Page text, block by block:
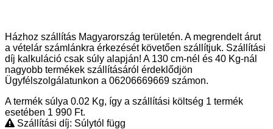
Házhoz szállítás Magyarország területén. A megrendelt árut
a vételár számlánkra érkezését követően szállítjuk. Szállítási
díj kalkuláció csak súly alapján! A 130 cm-nél és 40 Kg-nál
nagyobb termékek szállításáról érdeklődjön
Ügyfélszolgálatunkon a 06206669669 számon.
A termék súlya 0.02 Kg, így a szállítási költség 1 termék
esetében 1 990 Ft.
Szállítási díj: Súlytól függ